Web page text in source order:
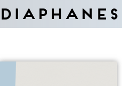
Diaphanes